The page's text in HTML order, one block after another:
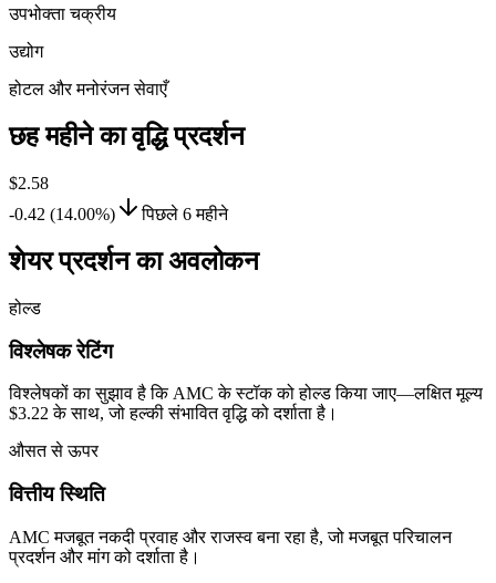
उपभोक्ता चक्रीय
उद्योग
होटल और मनोरंजन सेवाएँ
छह महीने का वृद्धि प्रदर्शन
$2.58
-0.42 (14.00%)
पिछले 6 महीने
शेयर प्रदर्शन का अवलोकन
होल्ड
विश्लेषक रेटिंग
विश्लेषकों का सुझाव है कि AMC के स्टॉक को होल्ड किया जाए—लक्षित मूल्य
$3.22 के साथ, जो हल्की संभावित वृद्धि को दर्शाता है।
औसत से ऊपर
वित्तीय स्थिति
AMC मजबूत नकदी प्रवाह और राजस्व बना रहा है, जो मजबूत परिचालन
प्रदर्शन और मांग को दर्शाता है।